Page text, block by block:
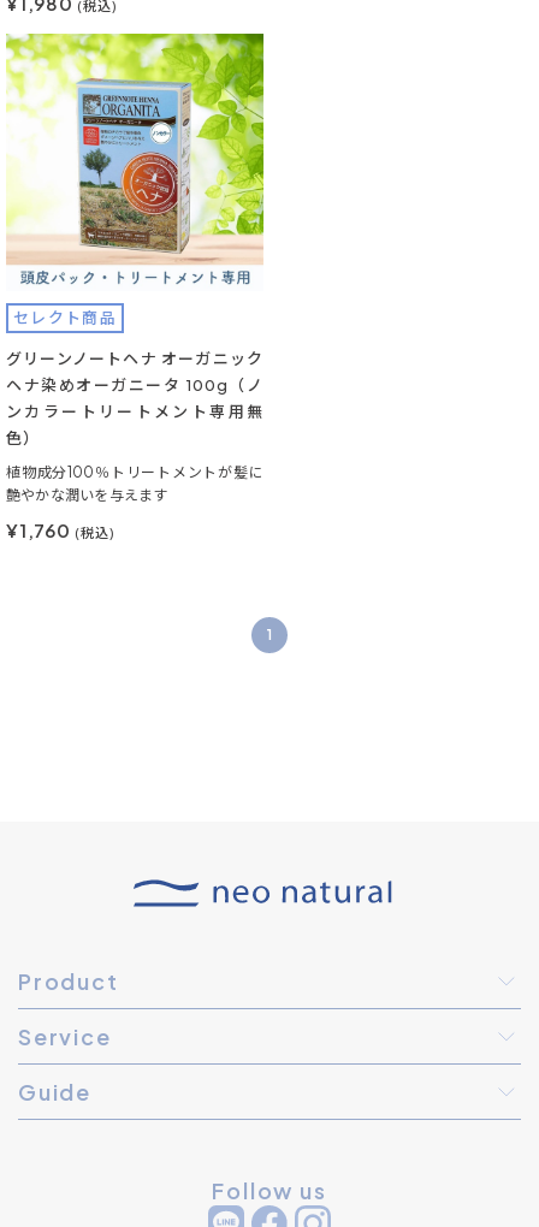
(税込)
セレクト商品
グリーンノートヘナ オーガニック
ヘナ染めオーガニータ 100g（ノ
ンカラートリートメント専用無
色）
植物成分100％トリートメントが髪に
艶やかな潤いを与えます
¥1,760 (税込)
1
Product
Service
Guide
Follow us